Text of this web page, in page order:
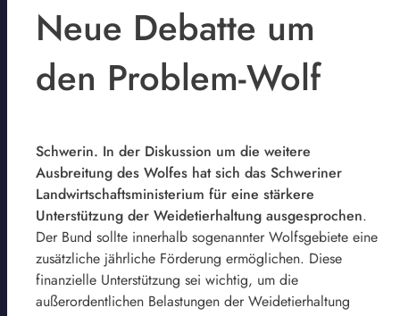
Neue Debatte um
den Problem-Wolf
Schwerin. In der Diskussion um die weitere
Ausbreitung des Wolfes hat sich das Schweriner
Landwirtschaftsministerium für eine stärkere
Unterstützung der Weidetierhaltung ausgesprochen.
Der Bund sollte innerhalb sogenannter Wolfsgebiete eine
zusätzliche jährliche Förderung ermöglichen. Diese
finanzielle Unterstützung sei wichtig, um die
außerordentlichen Belastungen der Weidetierhaltung